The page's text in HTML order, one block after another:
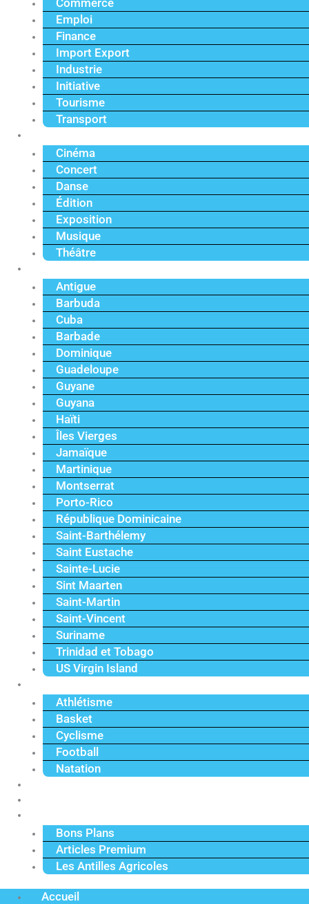
Commerce
Emploi
Finance
Import Export
Industrie
Initiative
Tourisme
Transport
Cinéma
Concert
Danse
Édition
Exposition
Musique
Théâtre
Antigue
Barbuda
Cuba
Barbade
Dominique
Guadeloupe
Guyane
Guyana
Haïti
Îles Vierges
Jamaïque
Martinique
Montserrat
Porto-Rico
République Dominicaine
Saint-Barthélemy
Saint Eustache
Sainte-Lucie
Sint Maarten
Saint-Martin
Saint-Vincent
Suriname
Trinidad et Tobago
US Virgin Island
Athlétisme
Basket
Cyclisme
Football
Natation
Bons Plans
Articles Premium
Les Antilles Agricoles
Accueil